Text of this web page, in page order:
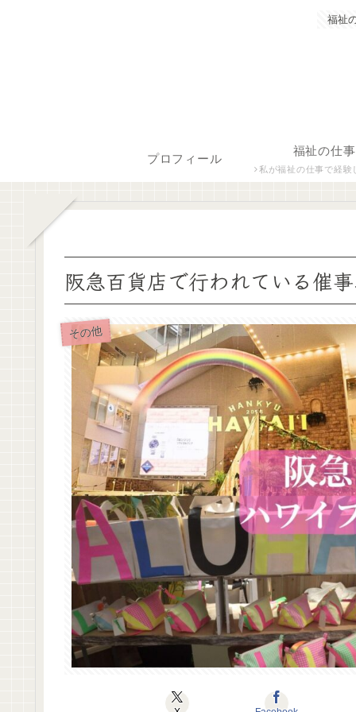
福祉
プロフィール
福祉の仕事
私が福祉の仕事で経験した保育士、障がい者生活支援員につ
阪急百貨店で行われている催
その他